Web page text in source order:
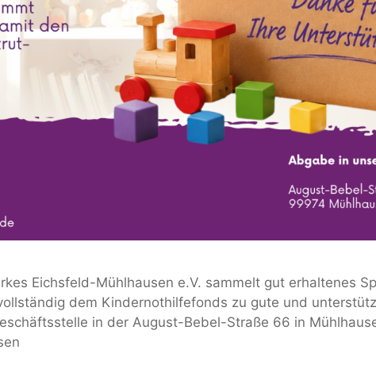
Eichsfeld-Mühlhausen e.V. sammelt gut erhaltenes
dem Kindernothilfefonds zu gute und
in der August-Bebel-Straße 66 in